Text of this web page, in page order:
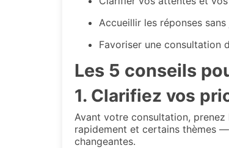
Accueillir les réponses
Favoriser une consultation
Les 5 conseils
1. Clarifiez vos
Avant votre consultation,
rapidement et certains thèmes
changeantes.